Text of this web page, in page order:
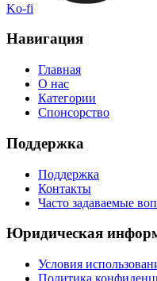
Ko-fi
Навигация
Главная
О нас
Категории
Спонсорство
Поддержка
Поддержка
Контакты
Часто задаваемые
Юридическая
Условия
Политика